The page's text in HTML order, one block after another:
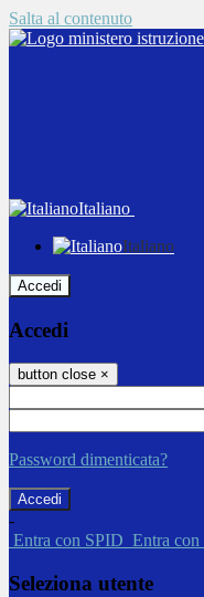
Salta al contenuto
Italiano
Italiano
Accedi
Accedi
button close ×
Password dimenticata?
-
Entra con SPID Entra con
Seleziona utente